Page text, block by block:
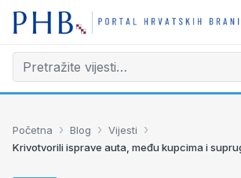
Početna › Blog › Vijesti ›
Krivotvorili isprave auta, među kupcima i